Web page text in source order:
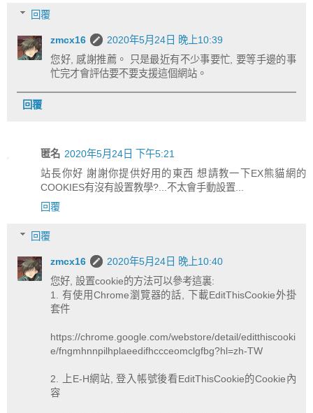
回覆
zmcx16
2020年5月24日 晚上10:39
您好, 感謝推薦。 只是最近有不少事要忙, 要等手邊的事
忙完才會評估要不要支援這個網站。
回覆
匿名 2020年5月24日 下午5:21
站長你好 謝謝你提供好用的東西 想請教一下EX熊貓網的
COOKIES有沒有設置教學?...不太會手動設置...
回覆
回覆
zmcx16
2020年5月24日 晚上10:40
您好, 設置cookie的方法可以參考這裏:
1. 有使用Chrome瀏覽器的話, 下載EditThisCookie外掛
套件
https://chrome.google.com/webstore/detail/editthiscooki
e/fngmhnnpilhplaeedifhccceomclgfbg?hl=zh-TW
2. 上E-H網站, 登入帳號後看EditThisCookie的Cookie內
容